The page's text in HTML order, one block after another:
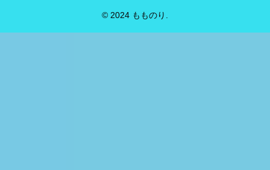
© 2024 もものり.